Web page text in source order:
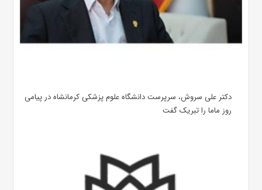
دکتر علی سروش، سرپرست دانشگاه علوم پزشکی کرمانشاه در پیامی
روز ماما را تبریک گفت